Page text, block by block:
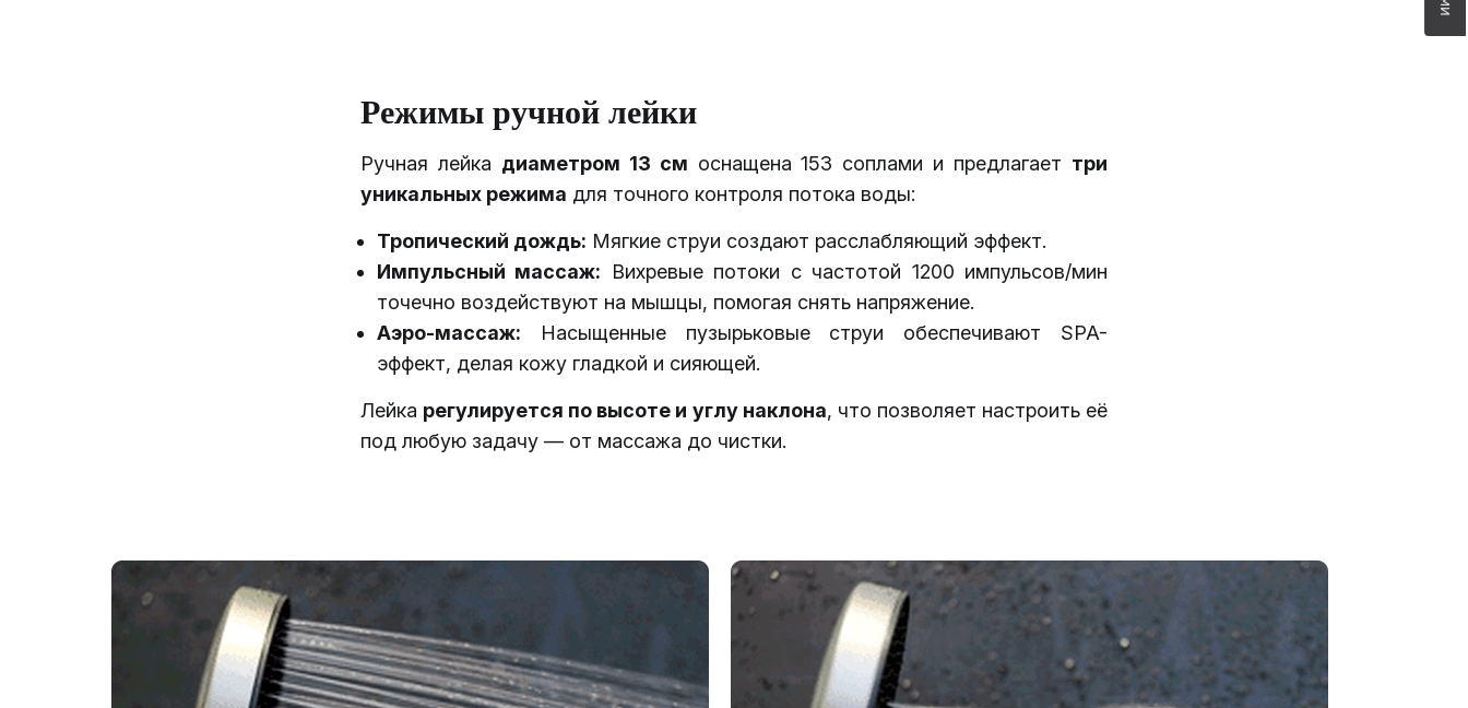
Режимы ручной лейки
Ручная лейка диаметром 13 см оснащена 153 соплами и предлагает три
уникальных режима для точного контроля потока воды:
Тропический дождь: Мягкие струи создают расслабляющий эффект.
Импульсный массаж: Вихревые потоки с частотой 1200 импульсов/мин
точечно воздействуют на мышцы, помогая снять напряжение.
Аэро-массаж: Насыщенные пузырьковые струи обеспечивают SPA-
эффект, делая кожу гладкой и сияющей.
Лейка регулируется по высоте и углу наклона, что позволяет настроить её
под любую задачу — от массажа до чистки.